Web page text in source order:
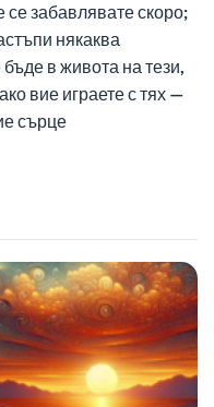
се забавлявате скоро;
някаква
в живота на тези,
вие играете с тях —
сърце